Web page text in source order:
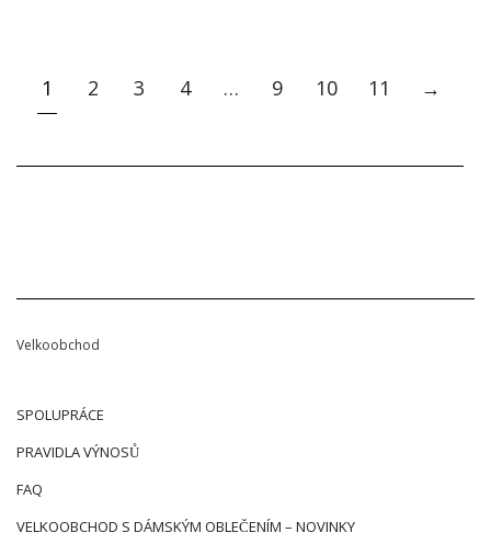
1 2 3 4 … 9 10 11 →
Velkoobchod
SPOLUPRÁCE
PRAVIDLA VÝNOSŮ
FAQ
VELKOOBCHOD S DÁMSKÝM OBLEČENÍM – NOVINKY